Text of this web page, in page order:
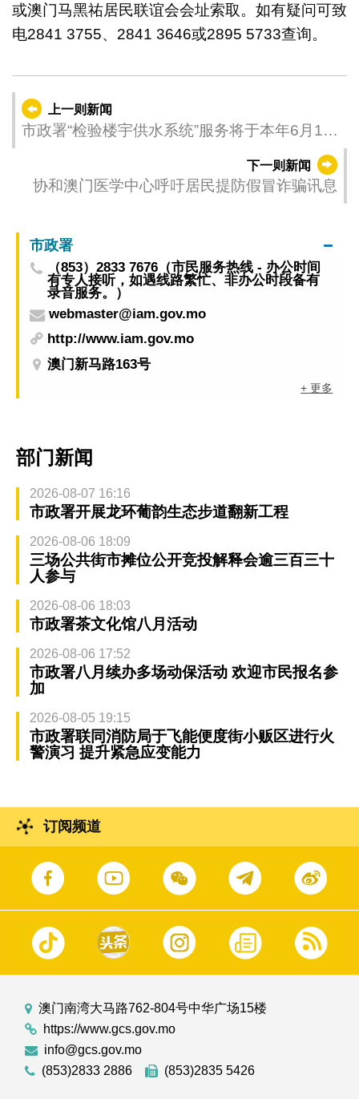
或澳门马黑祐居民联谊会会址索取。如有疑问可致
电2841 3755、2841 3646或2895 5733查询。
上一则新闻
市政署“检验楼宇供水系统”服务将于本年6月1日
下一则新闻
协和澳门医学中心呼吁居民提防假冒诈骗讯息
市政署
（853）2833 7676（市民服务热线 - 办公时间
有专人接听，如遇线路繁忙、非办公时段备有
录音服务。）
webmaster@iam.gov.mo
http://www.iam.gov.mo
澳门新马路163号
+ 更多
部门新闻
2026-08-07 16:16
市政署开展龙环葡韵生态步道翻新工程
2026-08-06 18:09
三场公共街市摊位公开竞投解释会逾三百三十
人参与
2026-08-06 18:03
市政署茶文化馆八月活动
2026-08-06 17:52
市政署八月续办多场动保活动 欢迎市民报名参
加
2026-08-05 19:15
市政署联同消防局于飞能便度街小贩区进行火
警演习 提升紧急应变能力
订阅频道
澳门南湾大马路762-804号中华广场15楼
https://www.gcs.gov.mo
info@gcs.gov.mo
(853)2833 2886
(853)2835 5426